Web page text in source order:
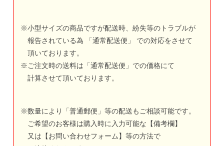
※小型サイズの商品ですが配送時、紛失等のトラブルが
報告されている為 「通常配送便」 での対応をさせて
頂いております。
※ご注文時の送料は「通常配送便」での価格にて
計算させて頂いております。
※数量により「普通郵便」等の配送もご相談可能です。
ご希望のお客様は購入時に入力可能な【備考欄】
又は【お問い合わせフォーム 】等の方法で